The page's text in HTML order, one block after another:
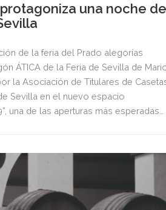
una noche
de la feria del Prado alegorías
ÁTICA de la Feria de Sevilla de
la Asociación de Titulares de
Sevilla en el nuevo espacio
una de las aperturas más esperadas